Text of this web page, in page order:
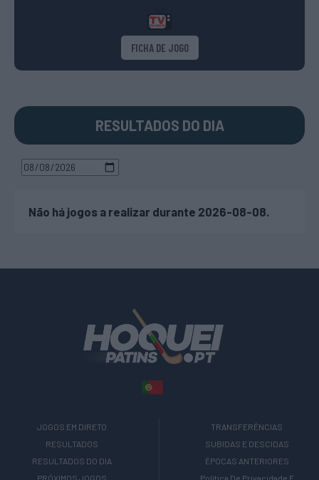
FICHA DE JOGO
RESULTADOS DO DIA
Não há jogos a realizar durante 2026-08-08.
JOGOS EM DIRETO
RESULTADOS
RESULTADOS DO DIA
PRÓXIMOS JOGOS
TRANSFERÊNCIAS
SUBIDAS E DESCIDAS
ÉPOCAS ANTERIORES
Política De Privacidade E